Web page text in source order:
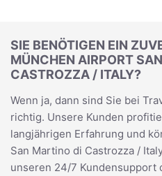
SIE BENÖTIGEN EIN
MÜNCHEN AIRPORT
CASTROZZA / ITALY?
Wenn ja, dann sind Sie bei
richtig. Unsere Kunden
langjährigen Erfahrung und
San Martino di Castrozza /
unseren 24/7 Kundensupport